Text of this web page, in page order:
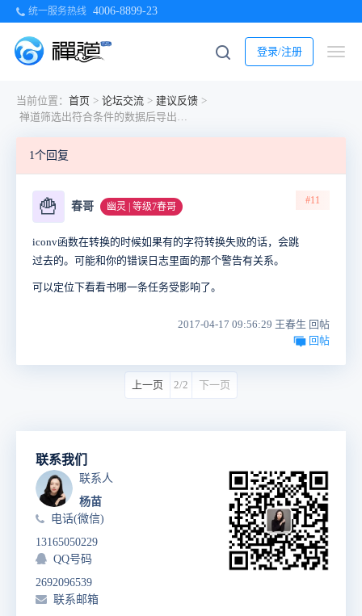
统一服务热线 4006-8899-23
登录/注册
当前位置： 首页 > 论坛交流 > 建议反馈 >
禅道筛选出符合条件的数据后导出为GBK-CVS格式，数据总数不对，只有24条
1个回复
🍟 春哥 幽灵 | 等级7春哥
#11
iconv函数在转换的时候如果有的字符转换失败的话，会跳
过去的。可能和你的错误日志里面的那个警告有关系。
可以定位下看看书哪一条任务受影响了。
2017-04-17 09:56:29 王春生 回帖
回帖
上一页 2/2 下一页
联系我们
联系人
杨苗
电话(微信)
13165050229
QQ号码
2692096539
联系邮箱